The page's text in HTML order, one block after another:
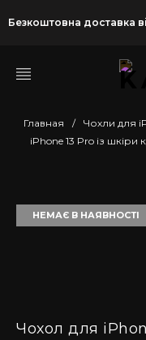
Безкоштовна доставка
Главная / Чохли для
iPhone 13 Pro із
НЕМАЄ В НАЯВНОСТІ
Чохол для